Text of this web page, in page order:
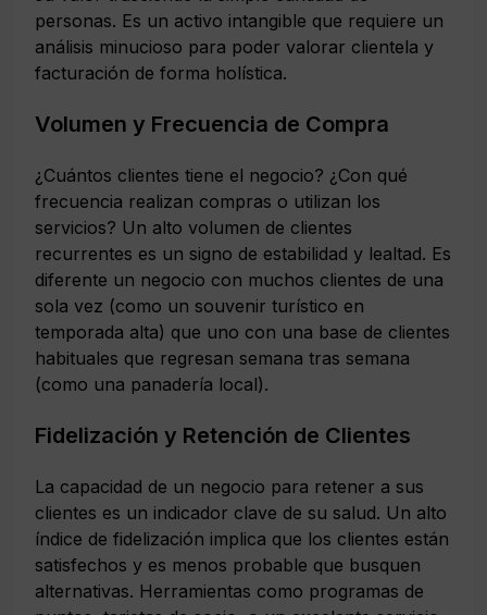
personas. Es un activo intangible que requiere un
análisis minucioso para poder valorar clientela y
facturación de forma holística.
Volumen y Frecuencia de Compra
¿Cuántos clientes tiene el negocio? ¿Con qué
frecuencia realizan compras o utilizan los
servicios? Un alto volumen de clientes
recurrentes es un signo de estabilidad y lealtad. Es
diferente un negocio con muchos clientes de una
sola vez (como un souvenir turístico en
temporada alta) que uno con una base de clientes
habituales que regresan semana tras semana
(como una panadería local).
Fidelización y Retención de Clientes
La capacidad de un negocio para retener a sus
clientes es un indicador clave de su salud. Un alto
índice de fidelización implica que los clientes están
satisfechos y es menos probable que busquen
alternativas. Herramientas como programas de